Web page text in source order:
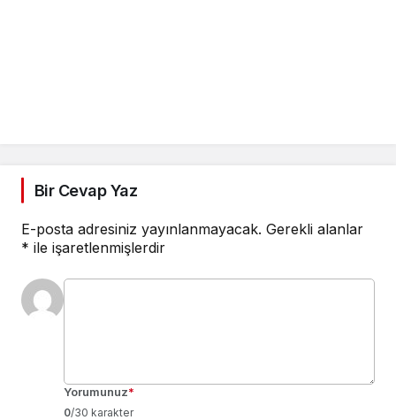
Bir Cevap Yaz
E-posta adresiniz yayınlanmayacak. Gerekli alanlar
* ile işaretlenmişlerdir
Yorumunuz*
0/30 karakter